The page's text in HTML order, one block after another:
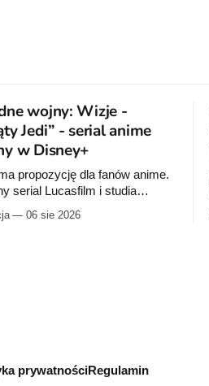
wojny: Wizje -
Jedi” - serial anime
w Disney+
propozycję dla fanów anime.
serial Lucasfilm i studia
w krótkometrażówkach
06 sie 2026
prywatnościRegulamin